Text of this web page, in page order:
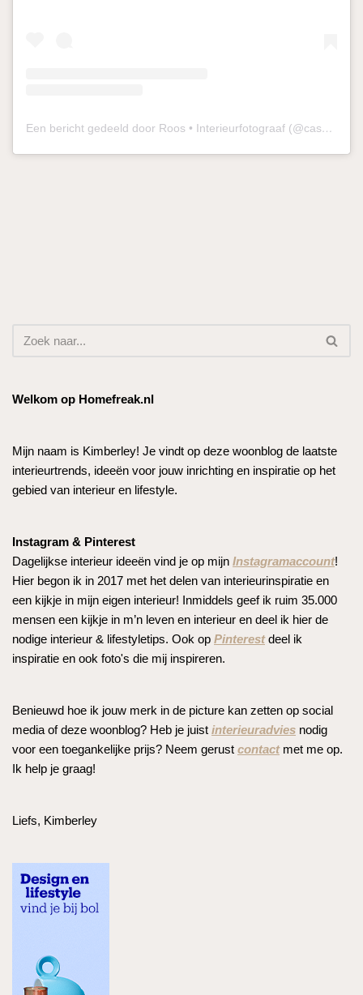
Een bericht gedeeld door Roos • Interieurfotograaf (@casabinus)
Welkom op Homefreak.nl
Mijn naam is Kimberley! Je vindt op deze woonblog de laatste
interieurtrends, ideeën voor jouw inrichting en inspiratie op het
gebied van interieur en lifestyle.
Instagram & Pinterest
Dagelijkse interieur ideeën vind je op mijn Instagramaccount!
Hier begon ik in 2017 met het delen van interieurinspiratie en
een kijkje in mijn eigen interieur! Inmiddels geef ik ruim 35.000
mensen een kijkje in m’n leven en interieur en deel ik hier de
nodige interieur & lifestyletips. Ook op Pinterestdeel ik
inspiratie en ook foto's die mij inspireren.
Benieuwd hoe ik jouw merk in de picture kan zetten op social
media of deze woonblog? Heb je juist interieuradvies nodig
voor een toegankelijke prijs? Neem gerust contactmet me op.
Ik help je graag!
Liefs, Kimberley